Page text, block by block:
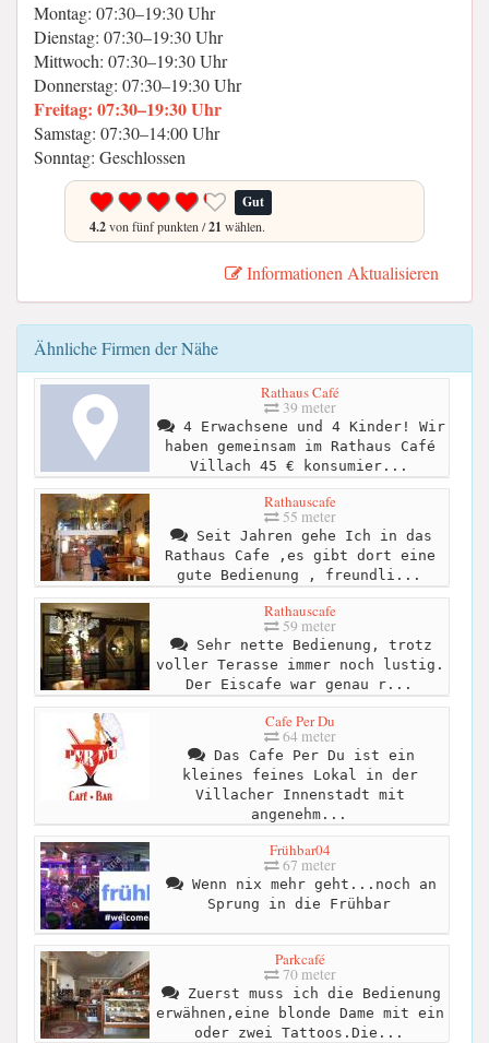
Montag: 07:30–19:30 Uhr
Dienstag: 07:30–19:30 Uhr
Mittwoch: 07:30–19:30 Uhr
Donnerstag: 07:30–19:30 Uhr
Freitag: 07:30–19:30 Uhr
Samstag: 07:30–14:00 Uhr
Sonntag: Geschlossen
Gut
4.2von fünf punkten /21 wählen.
Informationen Aktualisieren
Ähnliche Firmen der Nähe
Rathaus Café
39 meter
4 Erwachsene und 4 Kinder! Wir
haben gemeinsam im Rathaus Café
Villach 45 € konsumier...
Rathauscafe
55 meter
Seit Jahren gehe Ich in das
Rathaus Cafe ,es gibt dort eine
gute Bedienung , freundli...
Rathauscafe
59 meter
Sehr nette Bedienung, trotz
voller Terasse immer noch lustig.
Der Eiscafe war genau r...
Cafe Per Du
64 meter
Das Cafe Per Du ist ein
kleines feines Lokal in der
Villacher Innenstadt mit
angenehm...
Frühbar04
67 meter
Wenn nix mehr geht...noch an
Sprung in die Frühbar
Parkcafé
70 meter
Zuerst muss ich die Bedienung
erwähnen,eine blonde Dame mit ein
oder zwei Tattoos.Die...